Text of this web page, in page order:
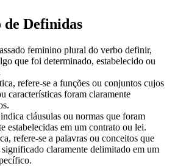
de Definidas
feminino plural do verbo definir,
que foi determinado, estabelecido ou
refere-se a funções ou conjuntos cujos
características foram claramente
cláusulas ou normas que foram
estabelecidas em um contrato ou lei.
refere-se a palavras ou conceitos que
claramente delimitado em um